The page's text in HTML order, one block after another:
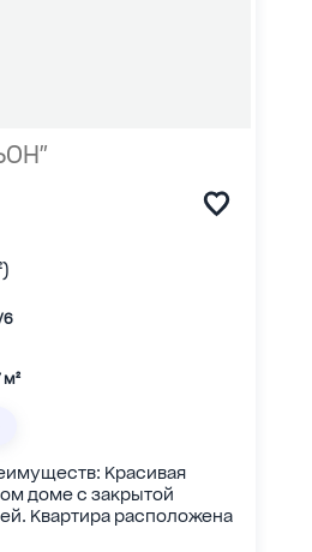
6
м²
Красивая
доме с закрытой
Квартира расположена